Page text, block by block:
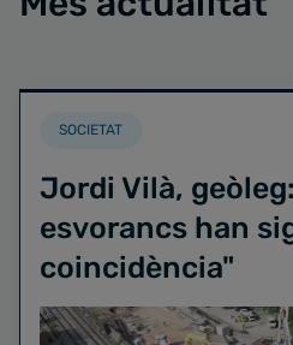
SOCIETAT
Jordi Vilà,
esvorancs han
coincidència"